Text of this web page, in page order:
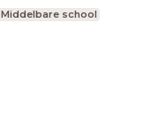
Middelbare school